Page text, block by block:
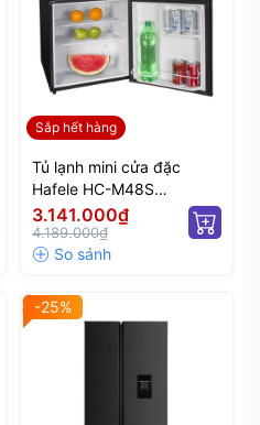
Sắp hết hàng
Tủ lạnh mini cửa đặc
Hafele HC-M48S
568.30.311
3.141.000₫
4.189.000₫
-25%